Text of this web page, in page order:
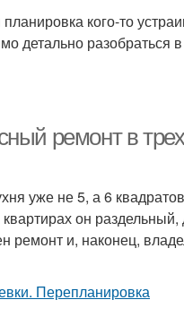
кого-то
детально разобраться
ремонт в
уже не 5, а 6
он
и, наконец,